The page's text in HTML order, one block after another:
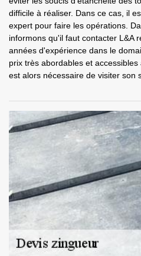
difficile à réaliser. Dans ce cas, il
expert pour faire les opérations.
informons qu'il faut contacter L&A
années d'expérience dans le
prix très abordables et
est alors nécessaire de visiter son